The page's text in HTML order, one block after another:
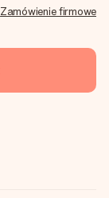
Zamówienie firmowe